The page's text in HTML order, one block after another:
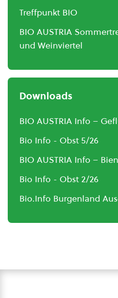
Treffpunkt BIO
BIO AUSTRIA
und Weinviertel
Downloads
BIO AUSTRIA Info –
Bio Info - Obst 5/26
BIO AUSTRIA Info –
Bio Info - Obst 2/26
Bio.Info Burgenland